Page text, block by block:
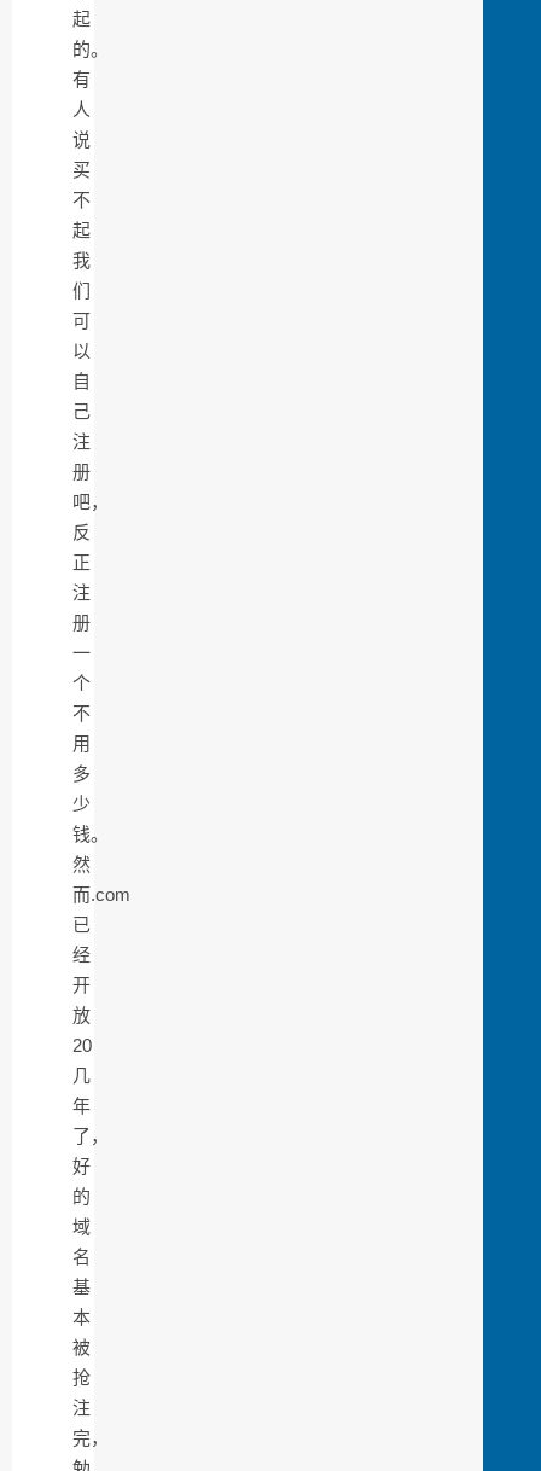
起
的。
有
人
说
买
不
起
我
们
可
以
自
己
注
册
吧，
反
正
注
册
一
个
不
用
多
少
钱。
然
而.com
已
经
开
放
20
几
年
了，
好
的
域
名
基
本
被
抢
注
完，